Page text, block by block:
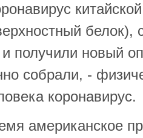
белок),
получили новый
собрали, -
коронавирус.
американское